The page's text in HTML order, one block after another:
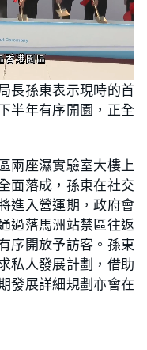
長孫東表示現時的首
半年有序開園，正全
兩座濕實驗室大樓上
面落成，孫東在社交
進入營運期，政府會
過落馬洲站禁區往返
序開放予訪客。孫東
私人發展計劃，借助
發展詳細規劃亦會在